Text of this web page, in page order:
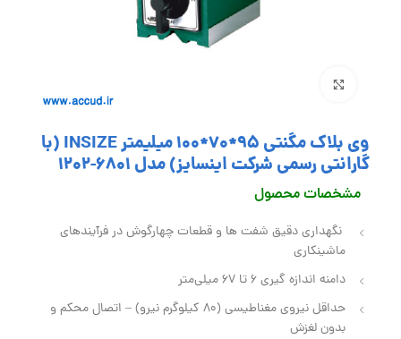
وی بلاک مگنتی 95*70*100 میلیمتر INSIZE (با
گارانتی رسمی شرکت اینسایز) مدل 6801-1202
مشخصات محصول
نگهداری دقیق شفت‌ ها و قطعات چهارگوش در فرآیندهای
ماشینکاری
دامنه اندازه گیری 6 تا 67 میلی‌متر
حداقل نیروی مغناطیسی (80 کیلوگرم‌ نیرو) – اتصال محکم و
بدون لغزش